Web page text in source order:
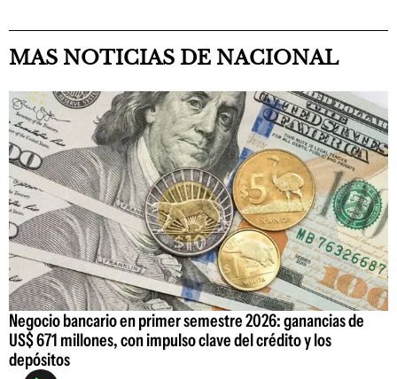
MAS NOTICIAS DE NACIONAL
Negocio bancario en primer semestre 2026: ganancias de
US$ 671 millones, con impulso clave del crédito y los
depósitos